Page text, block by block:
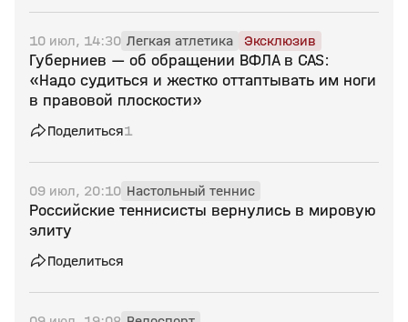
10 июл, 14:30 Легкая атлетика Эксклюзив
Губерниев — об обращении ВФЛА в CAS:
«Надо судиться и жестко оттаптывать им ноги
в правовой плоскости»
Поделиться1
09 июл, 20:10 Настольный теннис
Российские теннисисты вернулись в мировую
элиту
Поделиться